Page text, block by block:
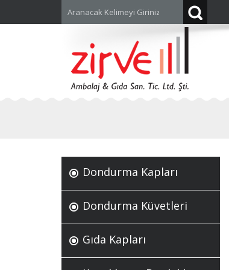
Dondurma Kapları
Dondurma Küvetleri
Gıda Kapları